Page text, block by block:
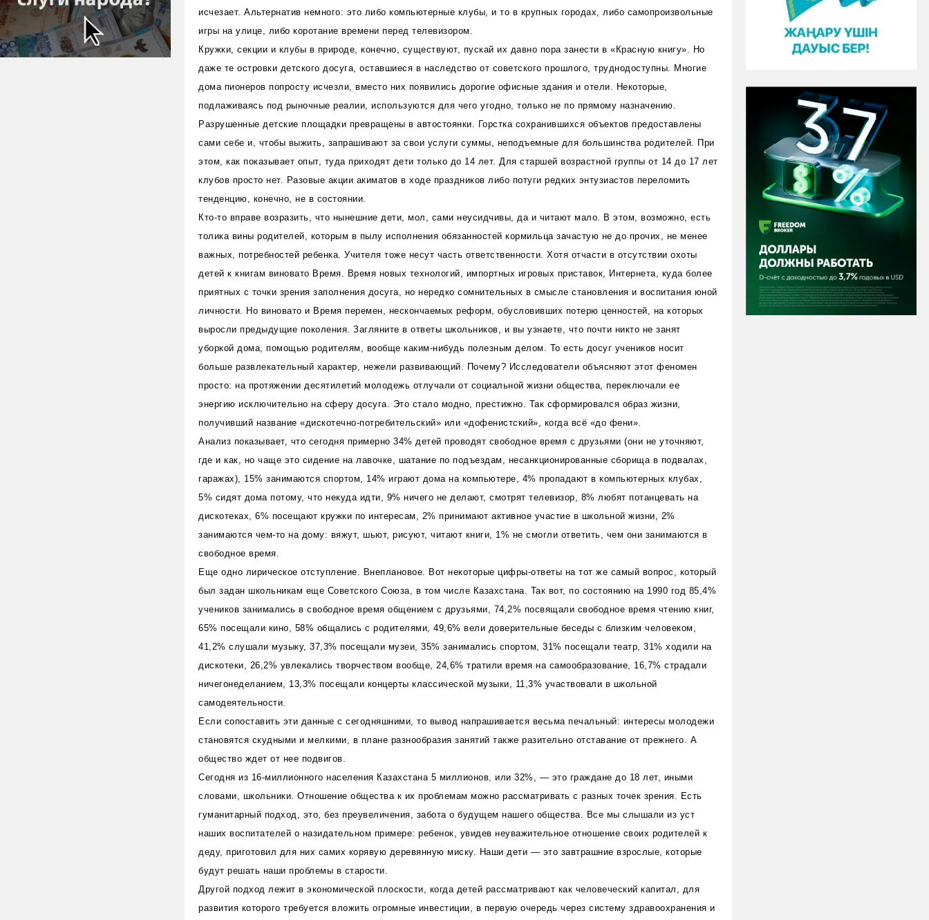
исчезает. Альтернатив немного: это либо компьютерные клубы, и то в крупных городах, либо самопроизвольные
игры на улице, либо коротание времени перед телевизором.
Кружки, секции и клубы в природе, конечно, существуют, пускай их давно пора занести в «Красную книгу». Но
даже те островки детского досуга, оставшиеся в наследство от советского прошлого, труднодоступны. Многие
дома пионеров попросту исчезли, вместо них появились дорогие офисные здания и отели. Некоторые,
подлаживаясь под рыночные реалии, используются для чего угодно, только не по прямому назначению.
Разрушенные детские площадки превращены в автостоянки. Горстка сохранившихся объектов предоставлены
сами себе и, чтобы выжить, запрашивают за свои услуги суммы, неподъемные для большинства родителей. При
этом, как показывает опыт, туда приходят дети только до 14 лет. Для старшей возрастной группы от 14 до 17 лет
клубов просто нет. Разовые акции акиматов в ходе праздников либо потуги редких энтузиастов переломить
тенденцию, конечно, не в состоянии.
Кто-то вправе возразить, что нынешние дети, мол, сами неусидчивы, да и читают мало. В этом, возможно, есть
толика вины родителей, которым в пылу исполнения обязанностей кормильца зачастую не до прочих, не менее
важных, потребностей ребенка. Учителя тоже несут часть ответственности. Хотя отчасти в отсутствии охоты
детей к книгам виновато Время. Время новых технологий, импортных игровых приставок, Интернета, куда более
приятных с точки зрения заполнения досуга, но нередко сомнительных в смысле становления и воспитания юной
личности. Но виновато и Время перемен, нескончаемых реформ, обусловивших потерю ценностей, на которых
выросли предыдущие поколения. Загляните в ответы школьников, и вы узнаете, что почти никто не занят
уборкой дома, помощью родителям, вообще каким-нибудь полезным делом. То есть досуг учеников носит
больше развлекательный характер, нежели развивающий. Почему? Исследователи объясняют этот феномен
просто: на протяжении десятилетий молодежь отлучали от социальной жизни общества, переключали ее
энергию исключительно на сферу досуга. Это стало модно, престижно. Так сформировался образ жизни,
получивший название «дискотечно-потребительский» или «дофенистский», когда всё «до фени».
Анализ показывает, что сегодня примерно 34% детей проводят свободное время с друзьями (они не уточняют,
где и как, но чаще это сидение на лавочке, шатание по подъездам, несанкционированные сборища в подвалах,
гаражах), 15% занимаются спортом, 14% играют дома на компьютере, 4% пропадают в компьютерных клубах,
5% сидят дома потому, что некуда идти, 9% ничего не делают, смотрят телевизор, 8% любят потанцевать на
дискотеках, 6% посещают кружки по интересам, 2% принимают активное участие в школьной жизни, 2%
занимаются чем-то на дому: вяжут, шьют, рисуют, читают книги, 1% не смогли ответить, чем они занимаются в
свободное время.
Еще одно лирическое отступление. Внеплановое. Вот некоторые цифры-ответы на тот же самый вопрос, который
был задан школьникам еще Советского Союза, в том числе Казахстана. Так вот, по состоянию на 1990 год 85,4%
учеников занимались в свободное время общением с друзьями, 74,2% посвящали свободное время чтению книг,
65% посещали кино, 58% общались с родителями, 49,6% вели доверительные беседы с близким человеком,
41,2% слушали музыку, 37,3% посещали музеи, 35% занимались спортом, 31% посещали театр, 31% ходили на
дискотеки, 26,2% увлекались творчеством вообще, 24,6% тратили время на самообразование, 16,7% страдали
ничегонеделанием, 13,3% посещали концерты классической музыки, 11,3% участвовали в школьной
самодеятельности.
Если сопоставить эти данные с сегодняшними, то вывод напрашивается весьма печальный: интересы молодежи
становятся скудными и мелкими, в плане разнообразия занятий также разительно отставание от прежнего. А
общество ждет от нее подвигов.
Сегодня из 16-миллионного населения Казахстана 5 миллионов, или 32%, — это граждане до 18 лет, иными
словами, школьники. Отношение общества к их проблемам можно рассматривать с разных точек зрения. Есть
гуманитарный подход, это, без преувеличения, забота о будущем нашего общества. Все мы слышали из уст
наших воспитателей о назидательном примере: ребенок, увидев неуважительное отношение своих родителей к
деду, приготовил для них самих корявую деревянную миску. Наши дети — это завтрашние взрослые, которые
будут решать наши проблемы в старости.
Другой подход лежит в экономической плоскости, когда детей рассматривают как человеческий капитал, для
развития которого требуется вложить огромные инвестиции, в первую очередь через систему здравоохранения и